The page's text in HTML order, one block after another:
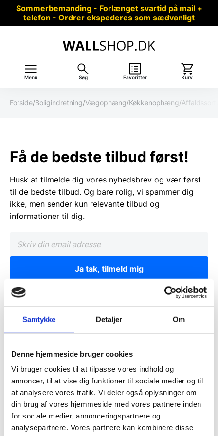
Samtykke Detaljer Om
Denne hjemmeside bruger cookies
Vi bruger cookies til at tilpasse vores indhold og
annoncer, til at vise dig funktioner til sociale medier og til
at analysere vores trafik. Vi deler også oplysninger om
din brug af vores hjemmeside med vores partnere inden
for sociale medier, annonceringspartnere og
analysepartnere. Vores partnere kan kombinere disse
Sommerbemanding - Forlænget svartid på mail +
telefon - Ordrer ekspederes som sædvanligt
Menu Søg Favoritter Kurv
Forside/Boligindretning/Vægophæng/Køkkenophæng/
Få de bedste tilbud først!
Husk at tilmelde dig vores nyhedsbrev og vær først
til de bedste tilbud. Og bare rolig, vi spammer dig
ikke, men sender kun relevante tilbud og
informationer til dig.
Ja tak, tilmeld mig
Wallshop.dk
Gastrobutikken ApS
Rømersvej 33
7430 Ikast
CVR: 38952986
Telefon træffetid:
Tlf.71 99 30 98